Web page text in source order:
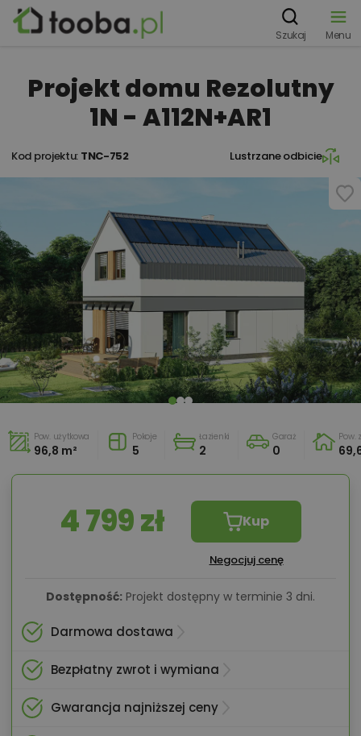
Szukaj Menu
Projekt domu Rezolutny
1N - A112N+AR1
Kod projektu: TNC-752 Lustrzane odbicie
Pow. użytkowa
96,8 m²
Pokoje
5
Łazienki
2
Garaż
0
Pow.
4 799 zł Kup
Negocjuj cenę
Dostępność: Projekt dostępny w terminie 3 dni.
Darmowa dostawa
Bezpłatny zwrot i wymiana
Gwarancja najniższej ceny